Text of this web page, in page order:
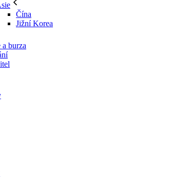
Čína
Jižní Korea
a burza